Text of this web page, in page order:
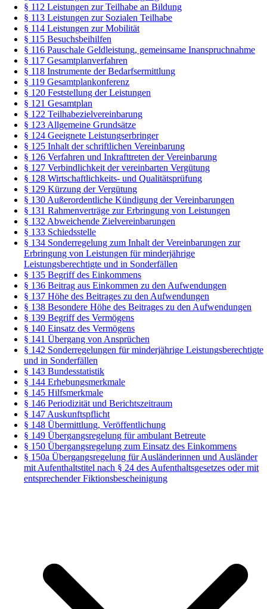
§ 112 Leistungen zur Teilhabe an Bildung
§ 113 Leistungen zur Sozialen Teilhabe
§ 114 Leistungen zur Mobilität
§ 115 Besuchsbeihilfen
§ 116 Pauschale Geldleistung, gemeinsame Inanspruchnahme
§ 117 Gesamtplanverfahren
§ 118 Instrumente der Bedarfsermittlung
§ 119 Gesamtplankonferenz
§ 120 Feststellung der Leistungen
§ 121 Gesamtplan
§ 122 Teilhabezielvereinbarung
§ 123 Allgemeine Grundsätze
§ 124 Geeignete Leistungserbringer
§ 125 Inhalt der schriftlichen Vereinbarung
§ 126 Verfahren und Inkrafttreten der Vereinbarung
§ 127 Verbindlichkeit der vereinbarten Vergütung
§ 128 Wirtschaftlichkeits- und Qualitätsprüfung
§ 129 Kürzung der Vergütung
§ 130 Außerordentliche Kündigung der Vereinbarungen
§ 131 Rahmenverträge zur Erbringung von Leistungen
§ 132 Abweichende Zielvereinbarungen
§ 133 Schiedsstelle
§ 134 Sonderregelung zum Inhalt der Vereinbarungen zur
Erbringung von Leistungen für minderjährige
Leistungsberechtigte und in Sonderfällen
§ 135 Begriff des Einkommens
§ 136 Beitrag aus Einkommen zu den Aufwendungen
§ 137 Höhe des Beitrages zu den Aufwendungen
§ 138 Besondere Höhe des Beitrages zu den Aufwendungen
§ 139 Begriff des Vermögens
§ 140 Einsatz des Vermögens
§ 141 Übergang von Ansprüchen
§ 142 Sonderregelungen für minderjährige Leistungsberechtigte
und in Sonderfällen
§ 143 Bundesstatistik
§ 144 Erhebungsmerkmale
§ 145 Hilfsmerkmale
§ 146 Periodizität und Berichtszeitraum
§ 147 Auskunftspflicht
§ 148 Übermittlung, Veröffentlichung
§ 149 Übergangsregelung für ambulant Betreute
§ 150 Übergangsregelung zum Einsatz des Einkommens
§ 150a Übergangsregelung für Ausländerinnen und Ausländer
mit Aufenthaltstitel nach § 24 des Aufenthaltsgesetzes oder mit
entsprechender Fiktionsbescheinigung